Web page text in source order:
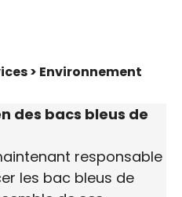
> Environnement
des bacs bleus de
responsable
les bac bleus de